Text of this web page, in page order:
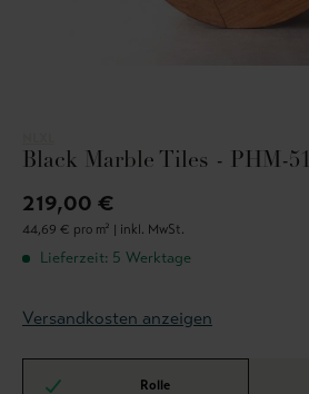
Black Marble Tiles - PHM-51
219,00 €
44,69 € pro m² | inkl. MwSt.
Lieferzeit: 5 Werktage
Versandkosten anzeigen
Rolle